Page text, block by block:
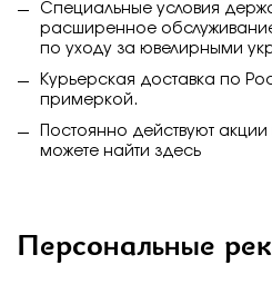
Специальные условия
расширенное
по уходу за ювелирными
Курьерская доставка по
примеркой.
Постоянно действуют
можете найти здесь
Персональные